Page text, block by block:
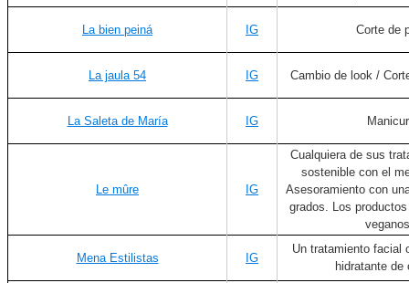
La bien peiná IG Corte de
La jaula 54 IG Cambio de look /
La Saleta de María IG
Le mûre IG
Cualquiera de sus
sostenible con el
Asesoramiento con
grados. Los
Mena Estilistas IG
Un tratamiento facial
hidratante de